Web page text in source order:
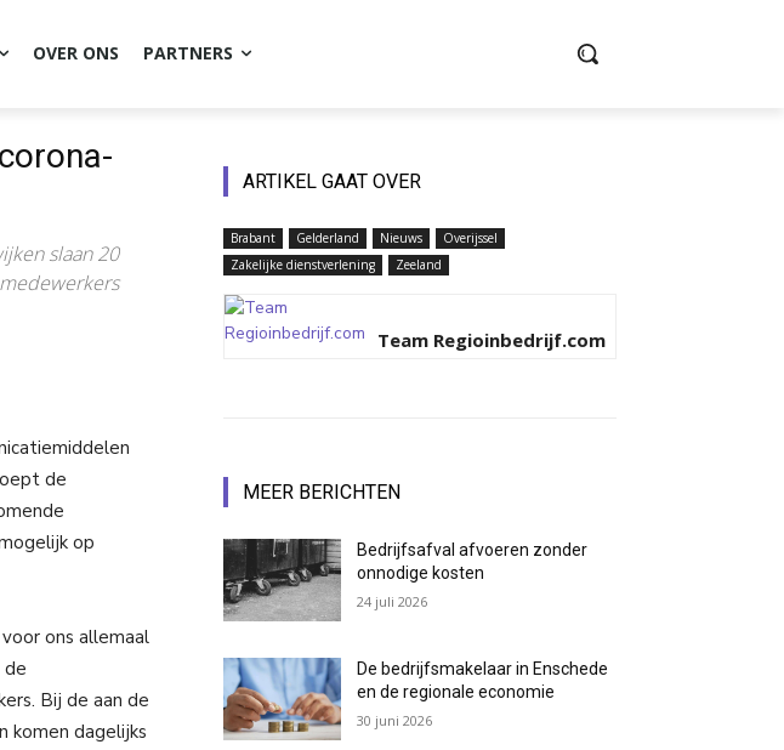
OVER ONS PARTNERS
slaan 20
de
op
ons allemaal
de
Bij de aan de
komen dagelijks
ARTIKEL GAAT OVER
Brabant Gelderland Nieuws
Overijssel
Zakelijke dienstverlening
Zeeland
Team Regioinbedrijf.com
MEER BERICHTEN
Bedrijfsafval afvoeren zonder
onnodige kosten
24 juli 2026
De bedrijfsmakelaar in Enschede
en de regionale economie
30 juni 2026